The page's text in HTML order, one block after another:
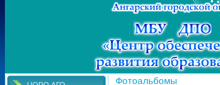
Фотоальбомы